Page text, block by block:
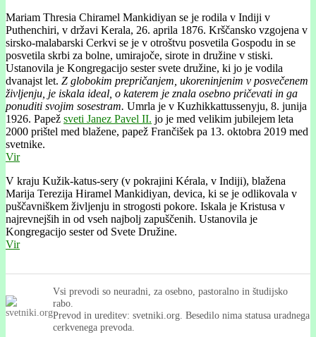
Mariam Thresia Chiramel Mankidiyan se je rodila v Indiji v
Puthenchiri, v državi Kerala, 26. aprila 1876. Krščansko vzgojena v
sirsko-malabarski Cerkvi se je v otroštvu posvetila Gospodu in se
posvetila skrbi za bolne, umirajoče, sirote in družine v stiski.
Ustanovila je Kongregacijo sester svete družine, ki jo je vodila
dvanajst let. Z globokim prepričanjem, ukoreninjenim v posvečenem
življenju, je iskala ideal, o katerem je znala osebno pričevati in ga
ponuditi svojim sosestram. Umrla je v Kuzhikkattussenyju, 8. junija
1926. Papež sveti Janez Pavel II. jo je med velikim jubilejem leta
2000 prištel med blažene, papež Frančišek pa 13. oktobra 2019 med
svetnike.
Vir
V kraju Kužik-katus-sery (v pokrajini Kérala, v Indiji), blažena
Marija Terezija Hiramel Mankidiyan, devica, ki se je odlikovala v
puščavniškem življenju in strogosti pokore. Iskala je Kristusa v
najrevnejših in od vseh najbolj zapuščenih. Ustanovila je
Kongregacijo sester od Svete Družine.
Vir
Vsi prevodi so neuradni, za osebno, pastoralno in študijsko
rabo.
Prevod in ureditev: svetniki.org. Besedilo nima statusa uradnega
cerkvenega prevoda.